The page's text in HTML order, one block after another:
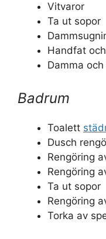
Vitvaror
Ta ut sopor
Handfat
Damma
Badrum
Toalett
Dusch
Rengöring
Rengöring
Ta ut sopor
Rengöring
Torka av